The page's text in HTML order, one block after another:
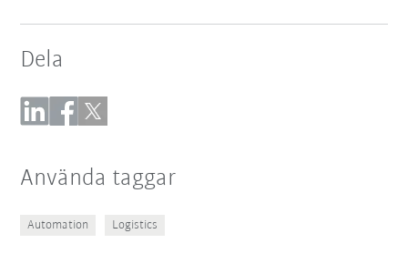
Dela
Använda taggar
Automation Logistics